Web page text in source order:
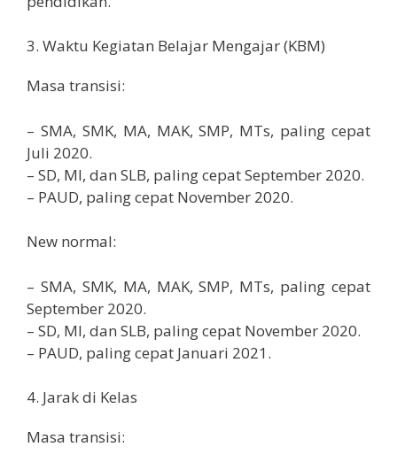
3. Waktu Kegiatan Belajar Mengajar (KBM)
Masa transisi:
– SMA, SMK, MA, MAK, SMP, MTs, paling cepat
Juli 2020.
– SD, MI, dan SLB, paling cepat September 2020.
– PAUD, paling cepat November 2020.
New normal:
– SMA, SMK, MA, MAK, SMP, MTs, paling cepat
September 2020.
– SD, MI, dan SLB, paling cepat November 2020.
– PAUD, paling cepat Januari 2021.
4. Jarak di Kelas
Masa transisi: